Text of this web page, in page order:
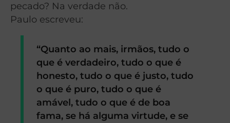
pecado? Na verdade não.
Paulo escreveu:
“Quanto ao mais, irmãos, tudo o
que é verdadeiro, tudo o que é
honesto, tudo o que é justo, tudo
o que é puro, tudo o que é
amável, tudo o que é de boa
fama, se há alguma virtude, e se